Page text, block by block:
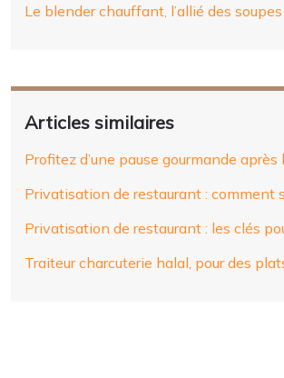
Le blender chauffant, l’allié des
Articles similaires
Profitez d’une pause gourmande après
Privatisation de restaurant : comment
Privatisation de restaurant : les clés
Traiteur charcuterie halal, pour des